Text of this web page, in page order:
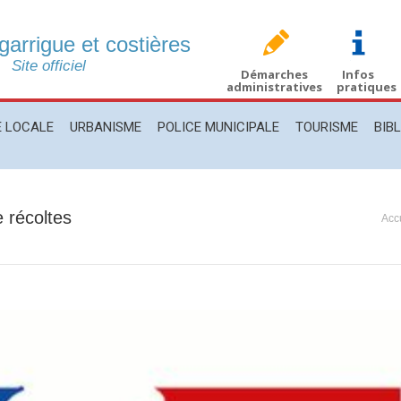
et costières
Site officiel Démarches
administratives
Infos
pratiques
LOCALE URBANISME POLICE MUNICIPALE TOURISME
récoltes
URBANISME POLICE MUNICIPALE TOURISME